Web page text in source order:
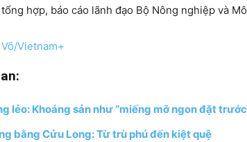
hợp, báo cáo lãnh đạo Bộ Nông nghiệp và
Vietnam+
lẻo: Khoáng sản như “miếng mỡ ngon đặt
bằng Cửu Long: Từ trù phú đến kiệt quệ